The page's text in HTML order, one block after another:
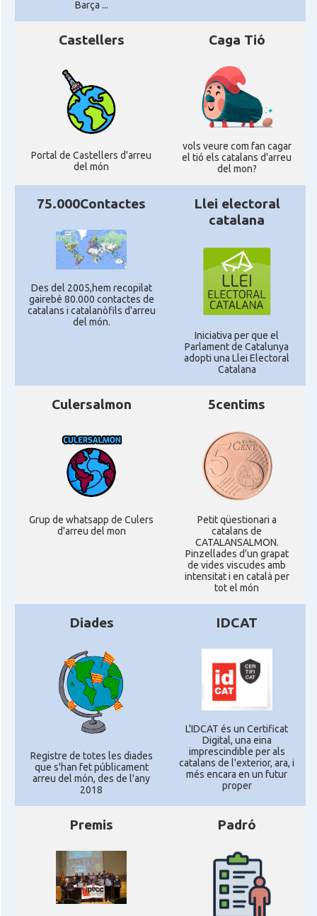
Barça ...
Castellers
Portal de Castellers d'arreu
del món
Caga Tió
vols veure com fan cagar
el tió els catalans d'arreu
del mon?
75.000Contactes
Des del 2005,hem recopilat
gairebé 80.000 contactes de
catalans i catalanòfils d'arreu
del món.
Llei electoral
catalana
Iniciativa per que el
Parlament de Catalunya
adopti una Llei Electoral
Catalana
Culersalmon
Grup de whatsapp de Culers
d'arreu del mon
5centims
Petit qüestionari a
catalans de
CATALANSALMON.
Pinzellades d'un grapat
de vides viscudes amb
intensitat i en català per
tot el món
Diades
Registre de totes les diades
que s'han fet públicament
arreu del món, des de l'any
2018
IDCAT
L'IDCAT és un Certificat
Digital, una eina
imprescindible per als
catalans de l'exterior, ara, i
més encara en un futur
proper
Premis Padró